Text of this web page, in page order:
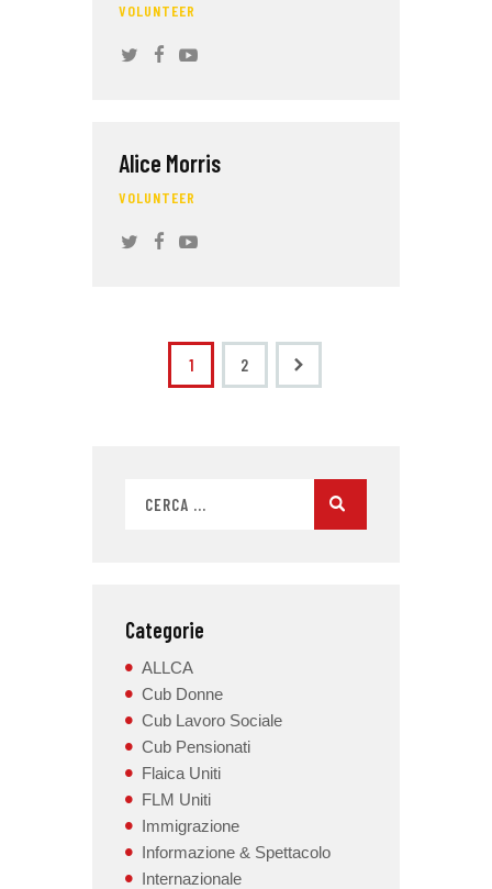
VOLUNTEER
Alice Morris
VOLUNTEER
1 2
>
Categorie
ALLCA
Cub Donne
Cub Lavoro Sociale
Cub Pensionati
Flaica Uniti
FLM Uniti
Immigrazione
Informazione & Spettacolo
Internazionale